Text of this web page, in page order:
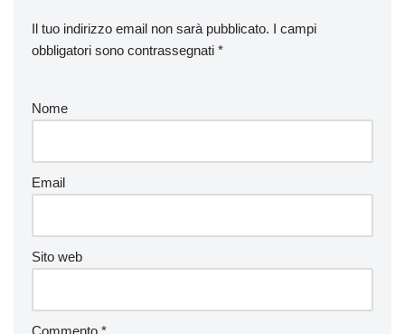
Il tuo indirizzo email non sarà pubblicato.
I campi
obbligatori sono contrassegnati *
Nome
Email
Sito web